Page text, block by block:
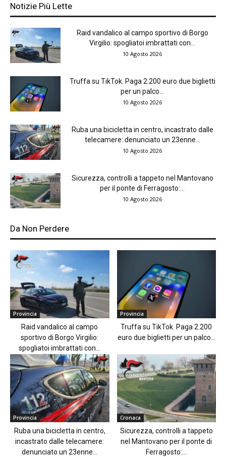
Notizie Più Lette
Raid vandalico al campo sportivo di Borgo
Virgilio: spogliatoi imbrattati con...
10 Agosto 2026
Truffa su TikTok. Paga 2.200 euro due biglietti
per un palco...
10 Agosto 2026
Ruba una bicicletta in centro, incastrato dalle
telecamere: denunciato un 23enne...
10 Agosto 2026
Sicurezza, controlli a tappeto nel Mantovano
per il ponte di Ferragosto:...
10 Agosto 2026
Da Non Perdere
Provincia
Raid vandalico al campo
sportivo di Borgo Virgilio:
spogliatoi imbrattati con...
Provincia
Truffa su TikTok. Paga 2.200
euro due biglietti per un palco...
Provincia
Ruba una bicicletta in centro,
incastrato dalle telecamere:
denunciato un 23enne...
Cronaca
Sicurezza, controlli a tappeto
nel Mantovano per il ponte di
Ferragosto:...